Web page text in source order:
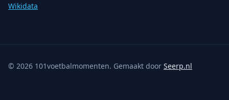
Wikidata
© 2026 101voetbalmomenten. Gemaakt door Seerp.nl